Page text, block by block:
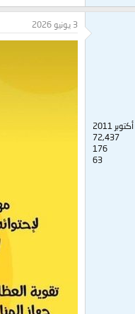
72,437
176
63
3 يونيو 2026